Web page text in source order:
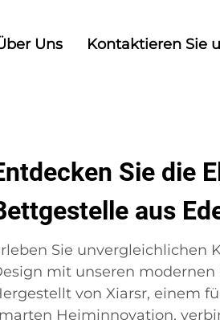
Uns Kontaktieren Sie
Sie die
aus
Sie unvergleichlichen
mit unseren
von Xiarsr, einem
Heiminnovation,